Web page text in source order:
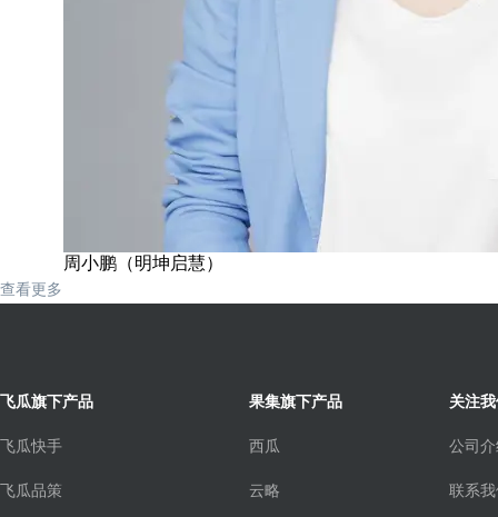
周小鹏（明坤启慧）
查看更多
飞瓜旗下产品
飞瓜快手
飞瓜品策
果集旗下产品
西瓜
云略
关注
公司
联系